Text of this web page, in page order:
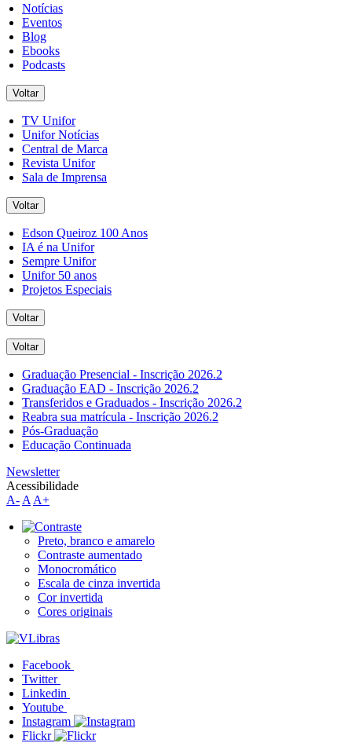
Notícias
Eventos
Blog
Ebooks
Podcasts
Voltar
TV Unifor
Unifor Notícias
Central de Marca
Revista Unifor
Sala de Imprensa
Voltar
Edson Queiroz 100 Anos
IA é na Unifor
Sempre Unifor
Unifor 50 anos
Projetos Especiais
Voltar
Voltar
Graduação Presencial - Inscrição 2026.2
Graduação EAD - Inscrição 2026.2
Transferidos e Graduados - Inscrição 2026.2
Reabra sua matrícula - Inscrição 2026.2
Pós-Graduação
Educação Continuada
Newsletter
Acessibilidade
A- A A+
Preto, branco e amarelo
Contraste aumentado
Monocromático
Escala de cinza invertida
Cor invertida
Cores originais
Facebook
Twitter
Linkedin
Youtube
Instagram
Flickr